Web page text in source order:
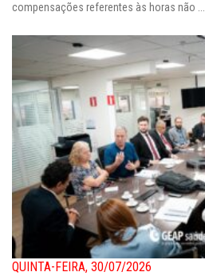
compensações referentes às horas não ...
QUINTA-FEIRA, 30/07/2026